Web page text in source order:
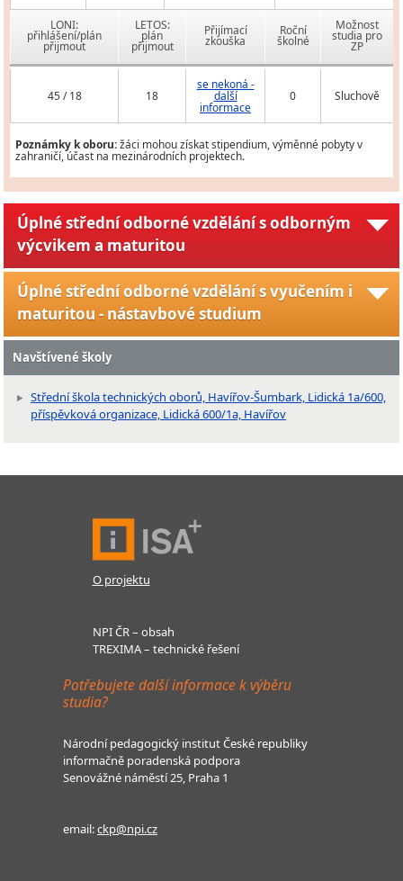
LONI:
přihlášení/plán
přijmout
LETOS:
plán
přijmout
Přijímací
zkouška
Roční
školné
Možnost
studia pro
ZP
45 / 18 18
se nekoná -
další
informace
0 Sluchově
Poznámky k oboru:žáci mohou získat stipendium, výměnné pobyty v
zahraničí, účast na mezinárodních projektech.
Úplné střední odborné vzdělání s odborným
výcvikem a maturitou
Úplné střední odborné vzdělání s vyučením i
maturitou - nástavbové studium
Navštívené školy
Střední škola technických oborů, Havířov-Šumbark, Lidická 1a/600,
příspěvková organizace, Lidická 600/1a, Havířov
O projektu
NPI ČR – obsah
TREXIMA – technické řešení
Potřebujete další informace k výběru
studia?
Národní pedagogický institut České republiky
informačně poradenská podpora
Senovážné náměstí 25, Praha 1
email:ckp@npi.cz